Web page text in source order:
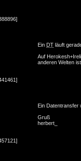
Ein DT läuft
Auf
anderen Welten
Ein Datentransfer
Gruß
herbert_